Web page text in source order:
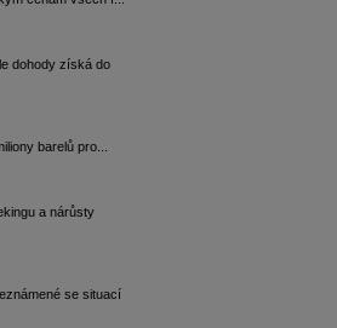
dohody získá do
barelů pro...
a nárůsty
se situací